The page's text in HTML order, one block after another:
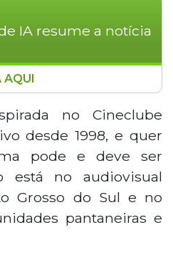
IA resume a notícia
de Sala'
de filmes para
Ladário e Puerto
15 e 24 de
diárias às 19h, o
10 produções,
e obras
foco no audiovisual
O projeto,
Hassan e inspirado
AQUI
no Cineclube
desde 1998, e quer
pode e deve ser
está no audiovisual
Grosso do Sul e no
pantaneiras e